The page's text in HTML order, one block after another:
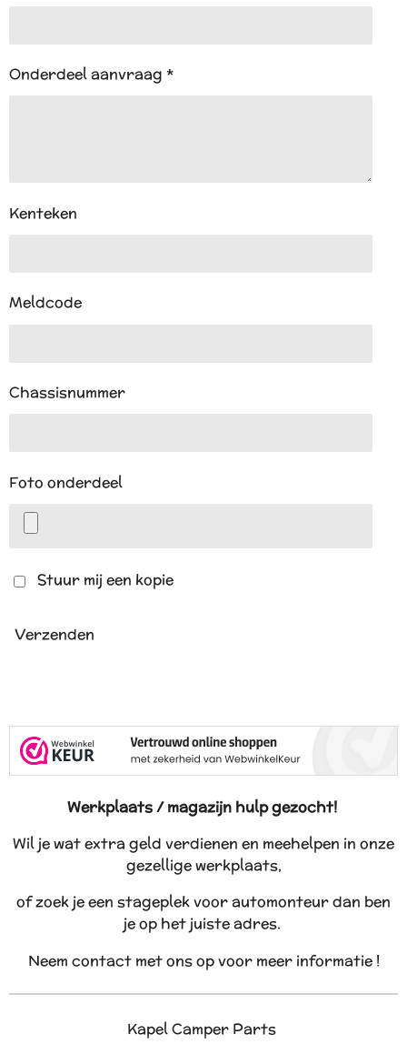
Onderdeel aanvraag *
Kenteken
Meldcode
Chassisnummer
Foto onderdeel
Stuur mij een kopie
Verzenden
Werkplaats / magazijn hulp gezocht!
Wil je wat extra geld verdienen en meehelpen in onze
gezellige werkplaats,
of zoek je een stageplek voor automonteur dan ben
je op het juiste adres.
Neem contact met ons op voor meer informatie !
Kapel Camper Parts